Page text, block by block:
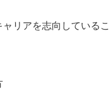
リアを志向しているこ